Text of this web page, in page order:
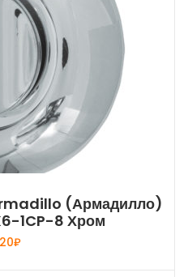
(Армадилло)
1CP-8 Хром
₽